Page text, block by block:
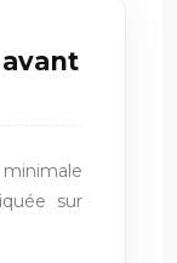
sur